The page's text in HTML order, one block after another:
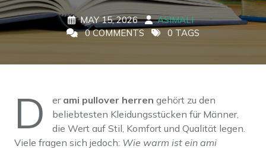
MAY 15, 2026
ASIMALI
0 COMMENTS
0 TAGS
D er ami pullover herren gehört zu den
beliebtesten Kleidungsstücken für Männer,
die Wert auf Stil, Komfort und Qualität legen.
Viele fragen sich jedoch: Wie warm ist ein ami